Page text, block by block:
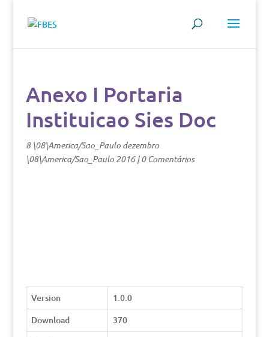
Anexo I Portaria
Instituicao Sies Doc
8 \08\America/Sao_Paulo dezembro
\08\America/Sao_Paulo 2016|0 Comentários
Version
1.0.0
Download
370